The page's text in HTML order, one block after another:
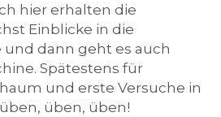
hier erhalten die
Einblicke in die
und dann geht es auch
Spätestens für
und erste Versuche in
üben, üben!